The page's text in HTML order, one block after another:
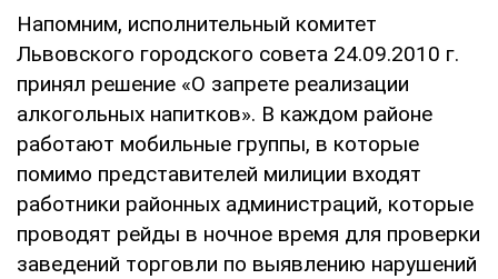
Напомним, исполнительный комитет
Львовского городского совета 24.09.2010 г.
принял решение «О запрете реализации
алкогольных напитков». В каждом районе
работают мобильные группы, в которые
помимо представителей милиции входят
работники районных администраций, которые
проводят рейды в ночное время для проверки
заведений торговли по выявлению нарушений